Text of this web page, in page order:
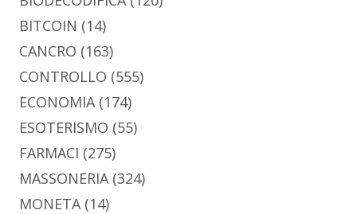
BITCOIN (14)
CANCRO (163)
CONTROLLO (555)
ECONOMIA (174)
ESOTERISMO (55)
FARMACI (275)
MASSONERIA (324)
MONETA (14)